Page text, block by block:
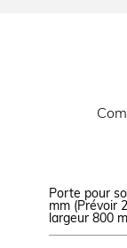
Dimensions
Dimensions
Porte pour
mm (Prévoir
largeur 800